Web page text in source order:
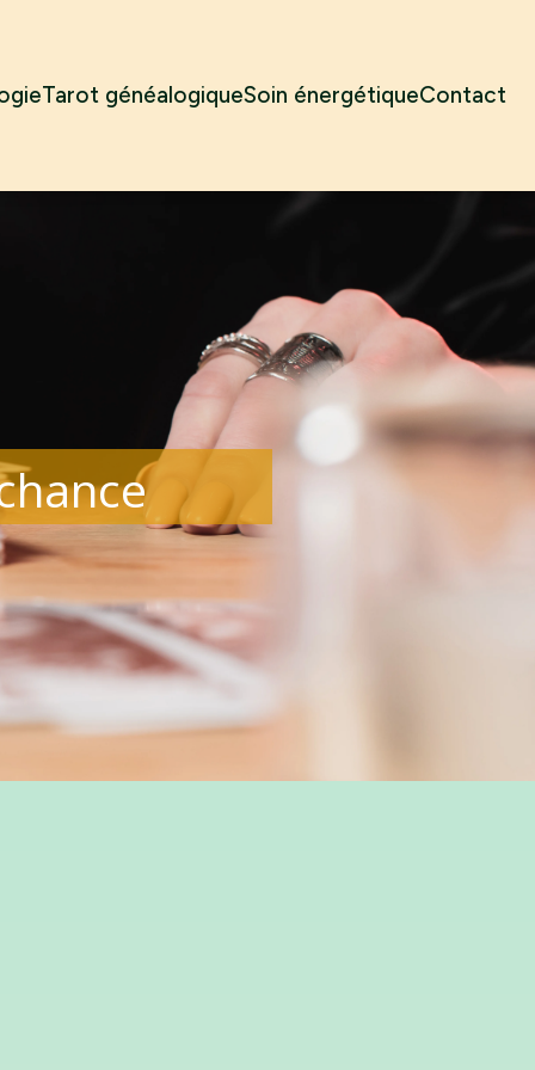
Tarot généalogiqueSoin énergétiqueContact